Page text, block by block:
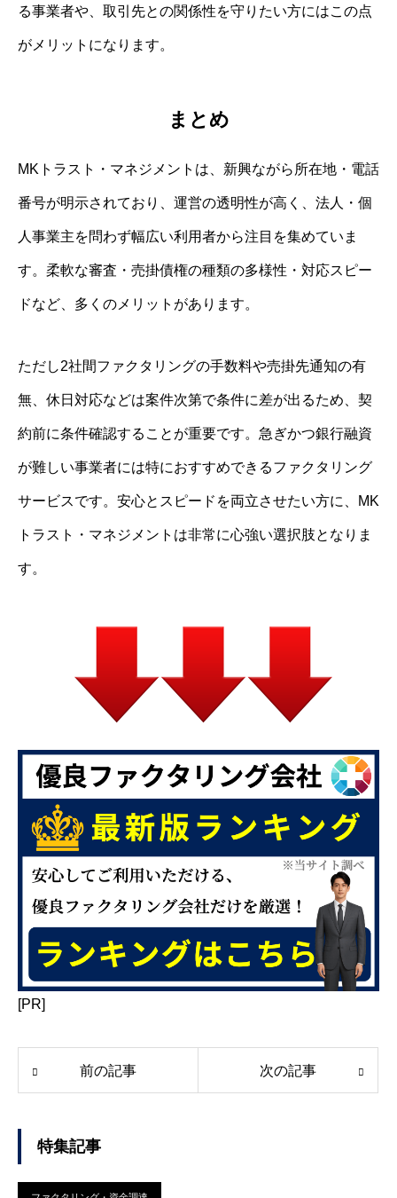
る事業者や、取引先との関係性を守りたい方にはこの点
がメリットになります。
まとめ
MKトラスト・マネジメントは、新興ながら所在地・電話
番号が明示されており、運営の透明性が高く、法人・個
人事業主を問わず幅広い利用者から注目を集めていま
す。柔軟な審査・売掛債権の種類の多様性・対応スピー
ドなど、多くのメリットがあります。
ただし2社間ファクタリングの手数料や売掛先通知の有
無、休日対応などは案件次第で条件に差が出るため、契
約前に条件確認することが重要です。急ぎかつ銀行融資
が難しい事業者には特におすすめできるファクタリング
サービスです。安心とスピードを両立させたい方に、MK
トラスト・マネジメントは非常に心強い選択肢となりま
す。
[PR]
前の記事 次の記事
特集記事